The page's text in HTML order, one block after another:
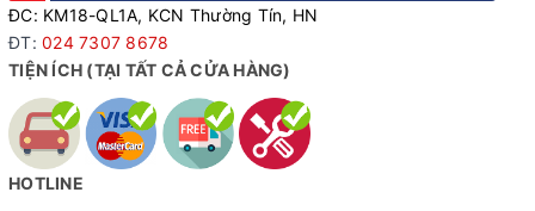
ĐC: KM18-QL1A, KCN Thường Tín, HN
ĐT: 024 7307 8678
TIỆN ÍCH (TẠI TẤT CẢ CỬA HÀNG)
HOTLINE